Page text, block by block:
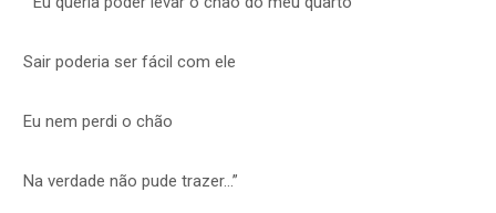
Sair poderia ser fácil com ele
Eu nem perdi o chão
Na verdade não pude trazer…”